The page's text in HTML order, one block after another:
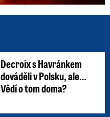
Decroix s Havránkem
dováděli v Polsku, ale…
Vědí o tom doma?